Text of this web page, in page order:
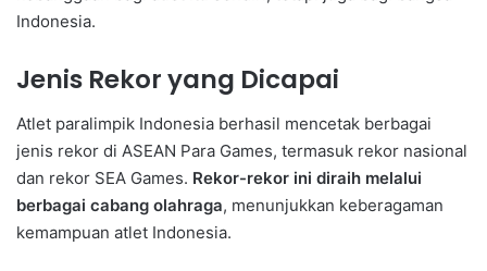
Indonesia.
Jenis Rekor yang Dicapai
Atlet paralimpik Indonesia berhasil mencetak berbagai
jenis rekor di ASEAN Para Games, termasuk rekor nasional
dan rekor SEA Games. Rekor-rekor ini diraih melalui
berbagai cabang olahraga, menunjukkan keberagaman
kemampuan atlet Indonesia.